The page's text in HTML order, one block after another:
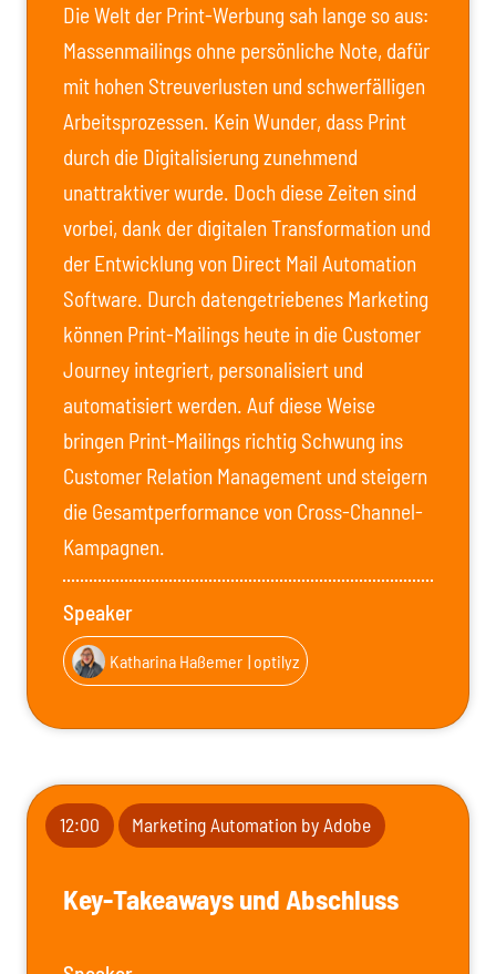
Die Welt der Print-Werbung sah lange so aus:
Massenmailings ohne persönliche Note, dafür
mit hohen Streuverlusten und schwerfälligen
Arbeitsprozessen. Kein Wunder, dass Print
durch die Digitalisierung zunehmend
unattraktiver wurde. Doch diese Zeiten sind
vorbei, dank der digitalen Transformation und
der Entwicklung von Direct Mail Automation
Software. Durch datengetriebenes Marketing
können Print-Mailings heute in die Customer
Journey integriert, personalisiert und
automatisiert werden. Auf diese Weise
bringen Print-Mailings richtig Schwung ins
Customer Relation Management und steigern
die Gesamtperformance von Cross-Channel-
Kampagnen.
Speaker
Katharina Haßemer | optilyz
12:00 Marketing Automation by Adobe
Key-Takeaways und Abschluss